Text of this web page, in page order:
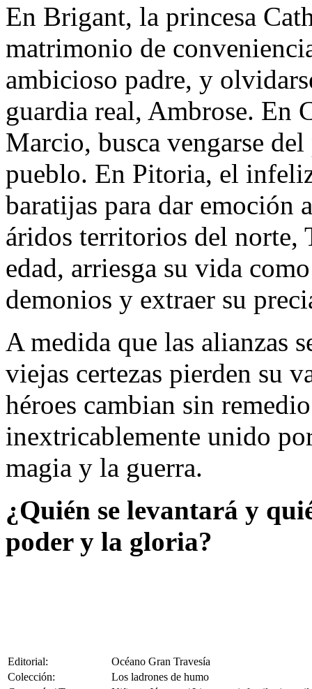
En Brigant, la princesa
matrimonio de
ambicioso padre, y
guardia real, Ambrose. En
Marcio, busca vengarse
pueblo. En Pitoria, el
baratijas para dar emoción
áridos territorios del norte,
edad, arriesga su vida
demonios y extraer su
A medida que las alianzas
viejas certezas pierden su
héroes cambian sin
inextricablemente unido
magia y la guerra.
¿Quién se levantará y
poder y la gloria?
Editorial:
Océano Gran Travesía
Colección:
Los ladrones de humo